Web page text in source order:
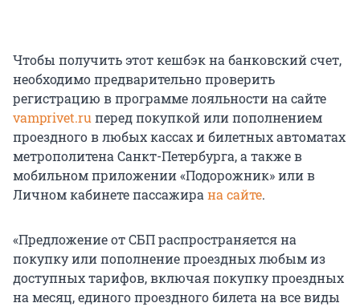
Чтобы получить этот кешбэк на банковский счет,
необходимо предварительно проверить
регистрацию в программе лояльности на сайте
vamprivet.ru перед покупкой или пополнением
проездного в любых кассах и билетных автоматах
метрополитена Санкт-Петербурга, а также в
мобильном приложении «Подорожник» или в
Личном кабинете пассажира на сайте.
«Предложение от СБП распространяется на
покупку или пополнение проездных любым из
доступных тарифов, включая покупку проездных
на месяц, единого проездного билета на все виды